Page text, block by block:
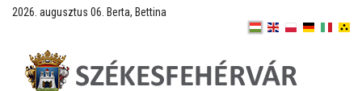
2026. augusztus 06. Berta, Bettina